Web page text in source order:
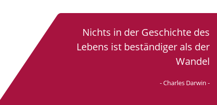
Nichts in der Geschichte des
Lebens ist beständiger als der
Wandel
- Charles Darwin -